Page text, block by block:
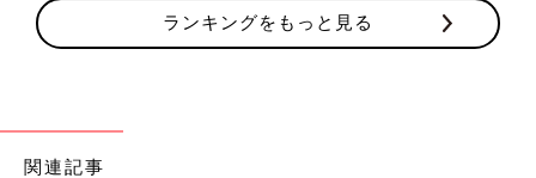
ランキングをもっと見る
関連記事